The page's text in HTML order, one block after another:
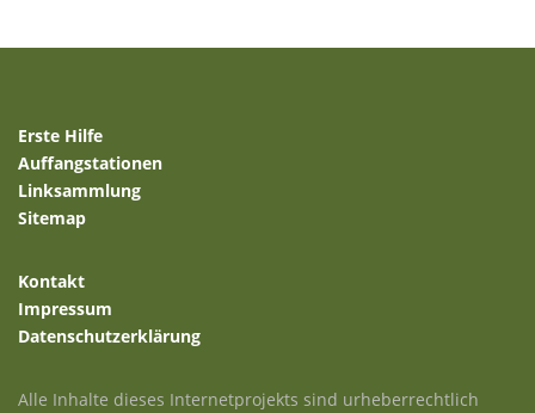
Erste Hilfe
Auffangstationen
Linksammlung
Sitemap
Kontakt
Impressum
Datenschutzerklärung
Alle Inhalte dieses Internetprojekts sind urheberrechtlich